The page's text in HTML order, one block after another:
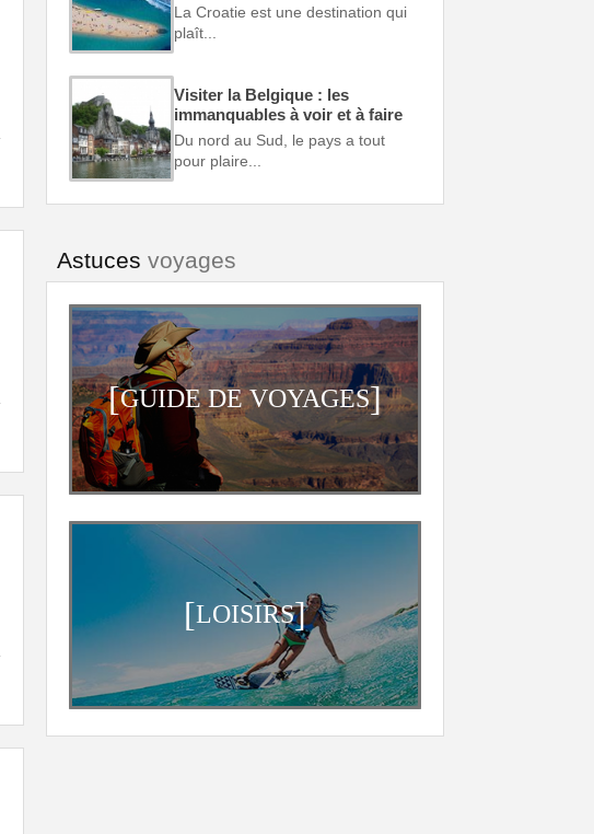
La Croatie est une destination qui
plaît...
Visiter la Belgique : les
immanquables à voir et à faire
Du nord au Sud, le pays a tout
pour plaire...
Astuces voyages
[GUIDE DE VOYAGES]
[LOISIRS]